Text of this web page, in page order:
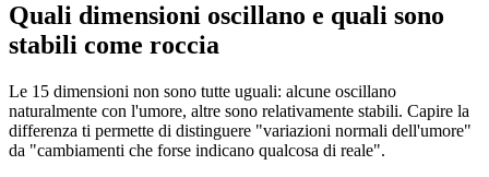
Quali dimensioni oscillano e quali sono
stabili come roccia
Le 15 dimensioni non sono tutte uguali: alcune oscillano
naturalmente con l'umore, altre sono relativamente stabili. Capire la
differenza ti permette di distinguere "variazioni normali dell'umore"
da "cambiamenti che forse indicano qualcosa di reale".